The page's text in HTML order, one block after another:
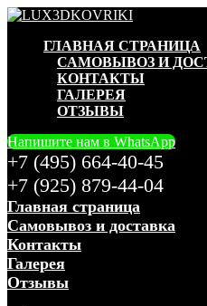
ГЛАВНАЯ СТРАНИЦА
САМОВЫВОЗ И
КОНТАКТЫ
ГАЛЕРЕЯ
ОТЗЫВЫ
Напишите нам в WhatsApp
+7 (495) 664-40-45
+7 (925) 879-44-04
Главная страница
Самовывоз и доставка
Контакты
Галерея
Отзывы